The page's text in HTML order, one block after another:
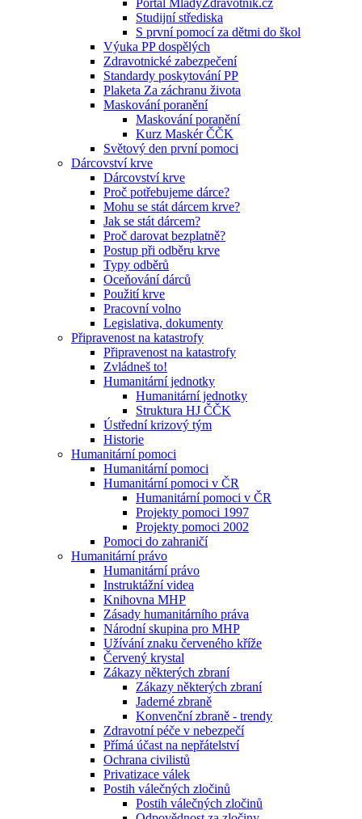
Portál MladyZdravotnik.cz
Studijní střediska
S první pomocí za dětmi do škol
Výuka PP dospělých
Zdravotnické zabezpečení
Standardy poskytování PP
Plaketa Za záchranu života
Maskování poranění
Maskování poranění
Kurz Maskér ČČK
Světový den první pomoci
Dárcovství krve
Dárcovství krve
Proč potřebujeme dárce?
Mohu se stát dárcem krve?
Jak se stát dárcem?
Proč darovat bezplatně?
Postup při odběru krve
Typy odběrů
Oceňování dárců
Použití krve
Pracovní volno
Legislativa, dokumenty
Připravenost na katastrofy
Připravenost na katastrofy
Zvládneš to!
Humanitární jednotky
Humanitární jednotky
Struktura HJ ČČK
Ústřední krizový tým
Historie
Humanitární pomoci
Humanitární pomoci
Humanitární pomoci v ČR
Humanitární pomoci v ČR
Projekty pomoci 1997
Projekty pomoci 2002
Pomoci do zahraničí
Humanitární právo
Humanitární právo
Instruktážní videa
Knihovna MHP
Zásady humanitárního práva
Národní skupina pro MHP
Užívání znaku červeného kříže
Červený krystal
Zákazy některých zbraní
Zákazy některých zbraní
Jaderné zbraně
Konvenční zbraně - trendy
Zdravotní péče v nebezpečí
Přímá účast na nepřátelství
Ochrana civilistů
Privatizace válek
Postih válečných zločinů
Postih válečných zločinů